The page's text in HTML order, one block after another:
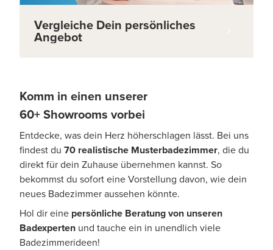
Vergleiche Dein persönliches
Angebot
Komm in einen unserer
60+ Showrooms vorbei
Entdecke, was dein Herz höherschlagen lässt. Bei uns
findest du 70 realistische Musterbadezimmer, die du
direkt für dein Zuhause übernehmen kannst. So
bekommst du sofort eine Vorstellung davon, wie dein
neues Badezimmer aussehen könnte.
Hol dir eine persönliche Beratung von unseren
Badexperten und tauche ein in unendlich viele
Badezimmerideen!